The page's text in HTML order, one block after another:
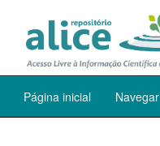
Página inicial Navegar